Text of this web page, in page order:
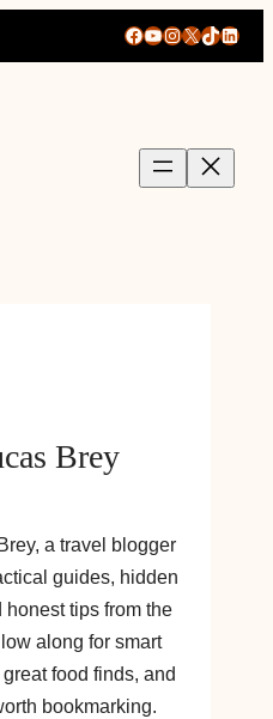
Facebook
YouTube
Instagram
X TikTok
Brey
a travel blogger
guides, hidden
honest tips from the
along for smart
food finds, and
bookmarking.